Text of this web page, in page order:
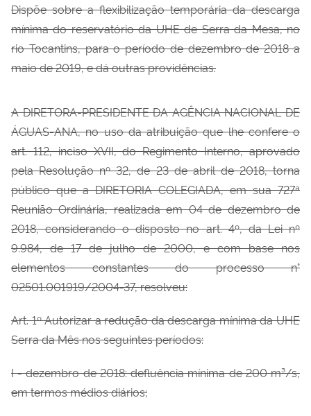
Dispõe sobre a flexibilização temporária da descarga
mínima do reservatório da UHE de Serra da Mesa, no
rio Tocantins, para o período de dezembro de 2018 a
maio de 2019, e dá outras providências.
A DIRETORA-PRESIDENTE DA AGÊNCIA NACIONAL DE
ÁGUAS-ANA, no uso da atribuição que lhe confere o
art. 112, inciso XVII, do Regimento Interno, aprovado
pela Resolução nº 32, de 23 de abril de 2018, torna
público que a DIRETORIA COLEGIADA, em sua 727ª
Reunião Ordinária, realizada em 04 de dezembro de
2018, considerando o disposto no art. 4º, da Lei nº
9.984, de 17 de julho de 2000, e com base nos
elementos constantes do processo n°
02501.001919/2004-37, resolveu:
Art. 1º Autorizar a redução da descarga mínima da UHE
Serra da Mês nos seguintes períodos:
I - dezembro de 2018: defluência mínima de 200 m³/s,
em termos médios diários;